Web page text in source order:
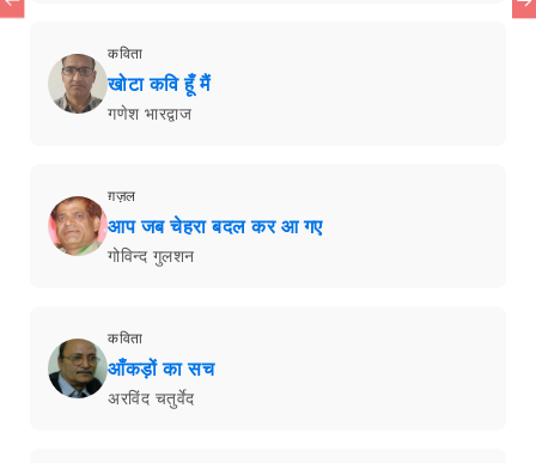
कविता
खोटा कवि हूँ मैं
गणेश भारद्वाज
ग़ज़ल
आप जब चेहरा बदल कर आ गए
गोविन्द गुलशन
कविता
आँकड़ों का सच
अरविंद चतुर्वेद